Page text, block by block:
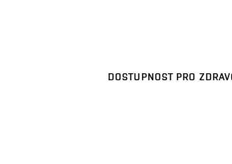
DOSTUPNOST PRO